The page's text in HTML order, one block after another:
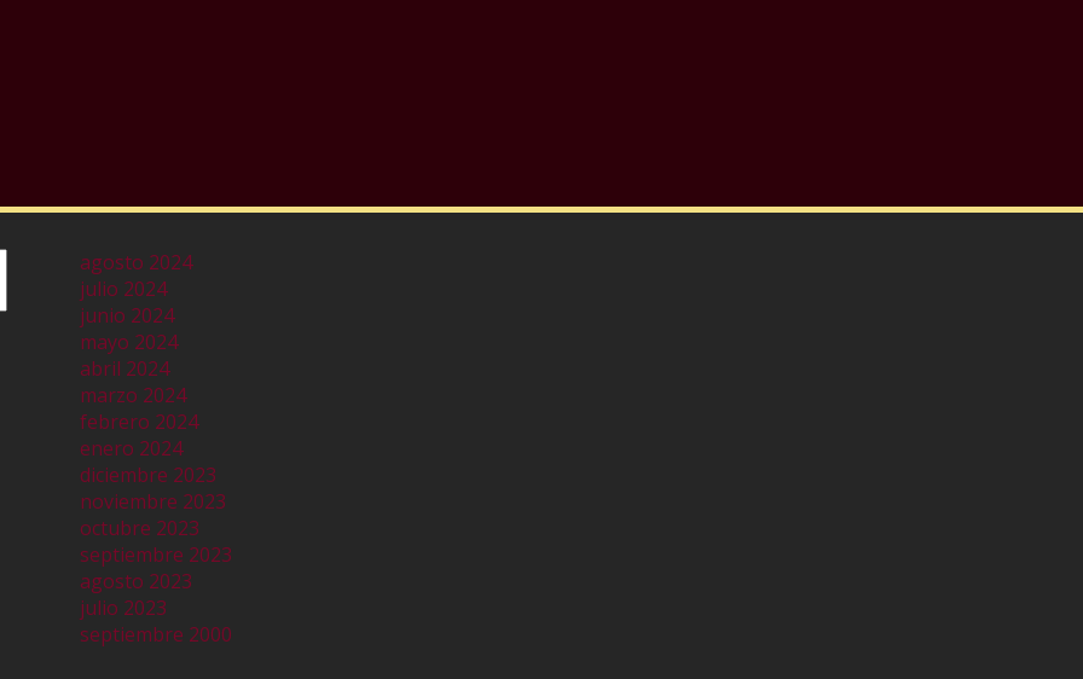
agosto 2024
julio 2024
junio 2024
mayo 2024
abril 2024
marzo 2024
febrero 2024
enero 2024
diciembre 2023
noviembre 2023
octubre 2023
septiembre 2023
agosto 2023
julio 2023
septiembre 2000